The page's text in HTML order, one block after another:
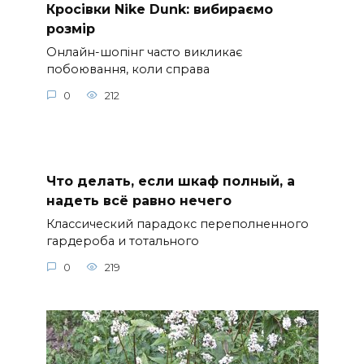
Кросівки Nike Dunk: вибираємо
розмір
Онлайн-шопінг часто викликає
побоювання, коли справа
0 212
Что делать, если шкаф полный, а
надеть всё равно нечего
Классический парадокс переполненного
гардероба и тотального
0 219